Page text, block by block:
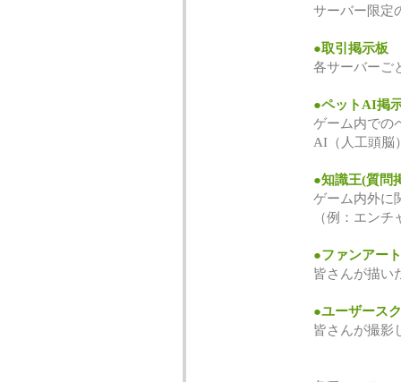
サーバー限定
●取引掲示板
各サーバーご
●ペットAI掲
ゲーム内での
AI（人工頭脳
●知識王(質問
ゲーム内外に
（例：エン
●ファンアート
皆さんが描い
●ユーザース
皆さんが撮影